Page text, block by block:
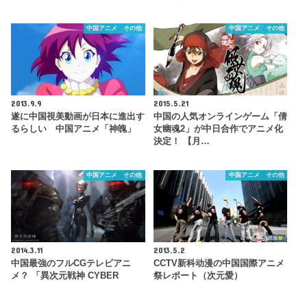
中国アニメ その他
2013.9.9
遂に中国視美動画が日本に進出す
るらしい 中国アニメ「神魄」
中国アニメ その他
2015.5.21
中国の人気オンラインゲーム「倩
女幽魂2」が中日合作でアニメ化
決定！ 【月…
中国アニメ その他
2014.3.11
中国最強のフルCGテレビアニ
メ？ 「異次元戦神 CYBER
中国アニメ その他
2013.5.2
CCTV新科动漫の中国国際アニメ
祭レポート（次元愛）